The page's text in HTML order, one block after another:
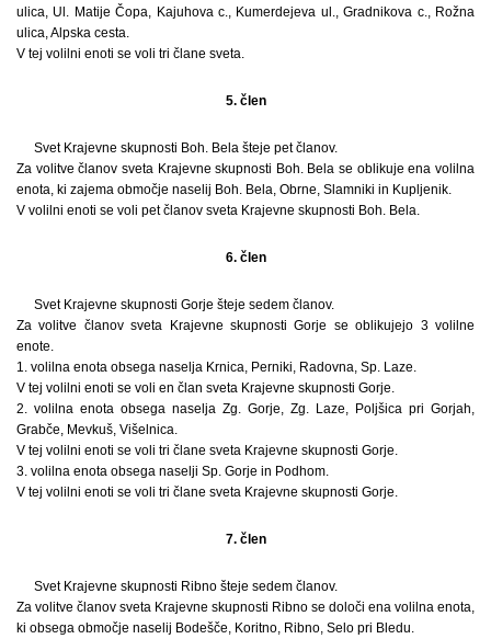
ulica, Ul. Matije Čopa, Kajuhova c., Kumerdejeva ul., Gradnikova c., Rožna
ulica, Alpska cesta.
V tej volilni enoti se voli tri člane sveta.
5. člen
Svet Krajevne skupnosti Boh. Bela šteje pet članov.
Za volitve članov sveta Krajevne skupnosti Boh. Bela se oblikuje ena volilna
enota, ki zajema območje naselij Boh. Bela, Obrne, Slamniki in Kupljenik.
V volilni enoti se voli pet članov sveta Krajevne skupnosti Boh. Bela.
6. člen
Svet Krajevne skupnosti Gorje šteje sedem članov.
Za volitve članov sveta Krajevne skupnosti Gorje se oblikujejo 3 volilne
enote.
1. volilna enota obsega naselja Krnica, Perniki, Radovna, Sp. Laze.
V tej volilni enoti se voli en član sveta Krajevne skupnosti Gorje.
2. volilna enota obsega naselja Zg. Gorje, Zg. Laze, Poljšica pri Gorjah,
Grabče, Mevkuš, Višelnica.
V tej volilni enoti se voli tri člane sveta Krajevne skupnosti Gorje.
3. volilna enota obsega naselji Sp. Gorje in Podhom.
V tej volilni enoti se voli tri člane sveta Krajevne skupnosti Gorje.
7. člen
Svet Krajevne skupnosti Ribno šteje sedem članov.
Za volitve članov sveta Krajevne skupnosti Ribno se določi ena volilna enota,
ki obsega območje naselij Bodešče, Koritno, Ribno, Selo pri Bledu.